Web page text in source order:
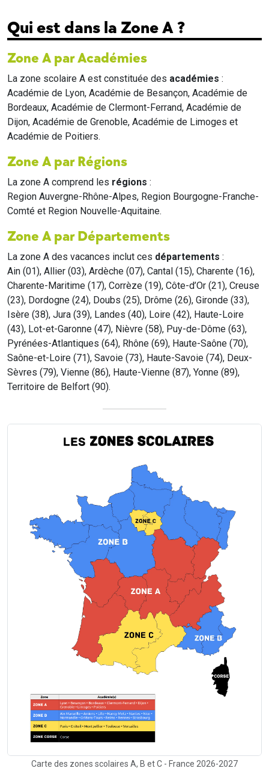
Qui est dans la Zone A ?
Zone A par Académies
La zone scolaire A est constituée des académies :
Académie de Lyon, Académie de Besançon, Académie de
Bordeaux, Académie de Clermont-Ferrand, Académie de
Dijon, Académie de Grenoble, Académie de Limoges et
Académie de Poitiers.
Zone A par Régions
La zone A comprend les régions :
Region Auvergne-Rhône-Alpes, Region Bourgogne-Franche-
Comté et Region Nouvelle-Aquitaine.
Zone A par Départements
La zone A des vacances inclut ces départements :
Ain (01), Allier (03), Ardèche (07), Cantal (15), Charente (16),
Charente-Maritime (17), Corrèze (19), Côte-d’Or (21), Creuse
(23), Dordogne (24), Doubs (25), Drôme (26), Gironde (33),
Isère (38), Jura (39), Landes (40), Loire (42), Haute-Loire
(43), Lot-et-Garonne (47), Nièvre (58), Puy-de-Dôme (63),
Pyrénées-Atlantiques (64), Rhône (69), Haute-Saône (70),
Saône-et-Loire (71), Savoie (73), Haute-Savoie (74), Deux-
Sèvres (79), Vienne (86), Haute-Vienne (87), Yonne (89),
Territoire de Belfort (90).
Carte des zones scolaires A, B et C - France 2026-2027